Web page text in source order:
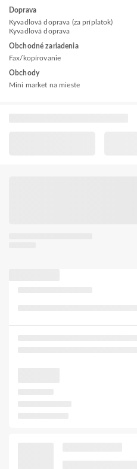
Doprava
Kyvadlová doprava (za príplatok)
Kyvadlová doprava
Obchodné zariadenia
Fax/kopírovanie
Obchody
Mini market na mieste